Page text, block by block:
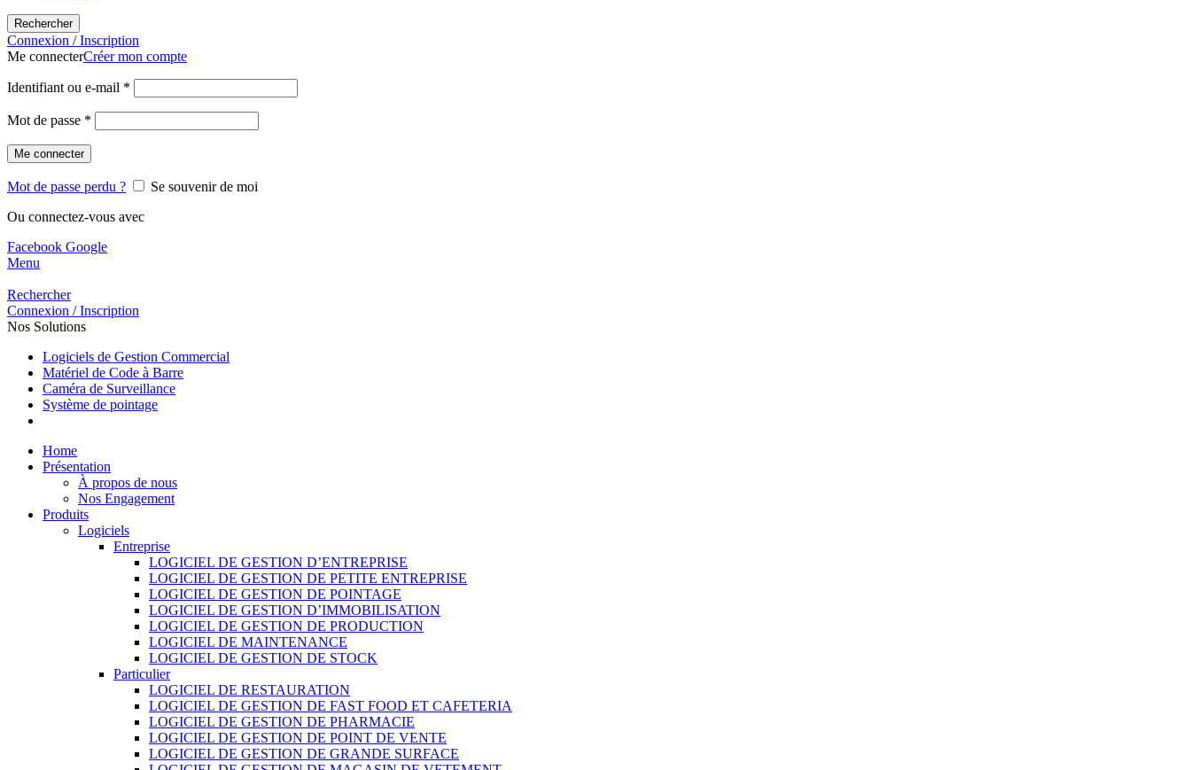
Rechercher
Connexion / Inscription
Me connecterCréer mon compte
Identifiant ou e-mail *
Mot de passe *
Me connecter
Mot de passe perdu ?
Se souvenir de moi
Ou connectez-vous avec
Facebook Google
Menu
Rechercher
Connexion / Inscription
Nos Solutions
Logiciels de Gestion Commercial
Matériel de Code à Barre
Caméra de Surveillance
Système de pointage
Home
Présentation
À propos de nous
Nos Engagement
Produits
Logiciels
Entreprise
LOGICIEL DE GESTION D’ENTREPRISE
LOGICIEL DE GESTION DE PETITE ENTREPRISE
LOGICIEL DE GESTION DE POINTAGE
LOGICIEL DE GESTION D’IMMOBILISATION
LOGICIEL DE GESTION DE PRODUCTION
LOGICIEL DE MAINTENANCE
LOGICIEL DE GESTION DE STOCK
Particulier
LOGICIEL DE RESTAURATION
LOGICIEL DE GESTION DE FAST FOOD ET CAFETERIA
LOGICIEL DE GESTION DE PHARMACIE
LOGICIEL DE GESTION DE POINT DE VENTE
LOGICIEL DE GESTION DE GRANDE SURFACE